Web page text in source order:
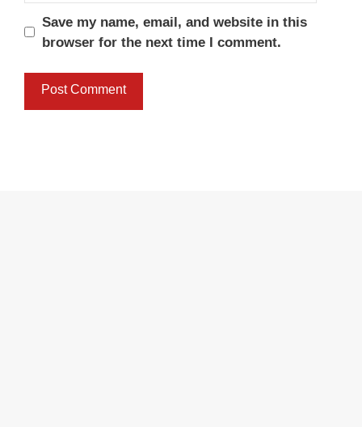
Save my name, email, and website in this
browser for the next time I comment.